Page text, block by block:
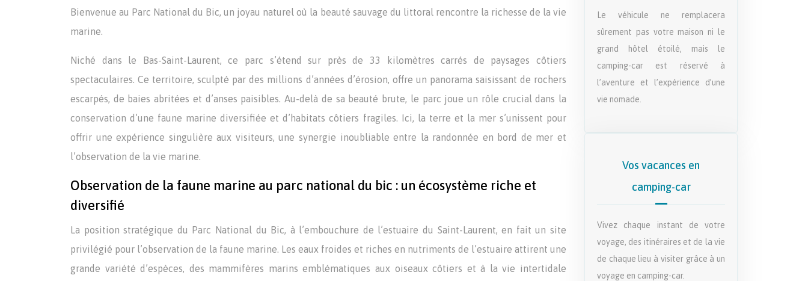
Bienvenue au Parc National du Bic, un joyau naturel où la beauté sauvage du littoral rencontre la richesse de la vie
marine.
Niché dans le Bas-Saint-Laurent, ce parc s’étend sur près de 33 kilomètres carrés de paysages côtiers
spectaculaires. Ce territoire, sculpté par des millions d’années d’érosion, offre un panorama saisissant de rochers
escarpés, de baies abritées et d’anses paisibles. Au-delà de sa beauté brute, le parc joue un rôle crucial dans la
conservation d’une faune marine diversifiée et d’habitats côtiers fragiles. Ici, la terre et la mer s’unissent pour
offrir une expérience singulière aux visiteurs, une synergie inoubliable entre la randonnée en bord de mer et
l’observation de la vie marine.
Observation de la faune marine au parc national du bic : un écosystème riche et
diversifié
La position stratégique du Parc National du Bic, à l’embouchure de l’estuaire du Saint-Laurent, en fait un site
privilégié pour l’observation de la faune marine. Les eaux froides et riches en nutriments de l’estuaire attirent une
grande variété d’espèces, des mammifères marins emblématiques aux oiseaux côtiers et à la vie intertidale
Le véhicule ne remplacera
sûrement pas votre maison ni le
grand hôtel étoilé, mais le
camping-car est réservé à
l’aventure et l’expérience d’une
vie nomade.
Vos vacances en
camping-car
Vivez chaque instant de votre
voyage, des itinéraires et de la vie
de chaque lieu à visiter grâce à un
voyage en camping-car.